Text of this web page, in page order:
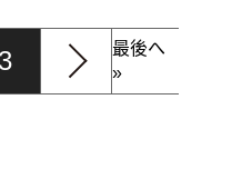
3
最後へ
»